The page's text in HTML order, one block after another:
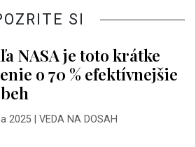
SI
NASA je toto krátke
o 70 % efektívnejšie
2025| VEDA NA DOSAH